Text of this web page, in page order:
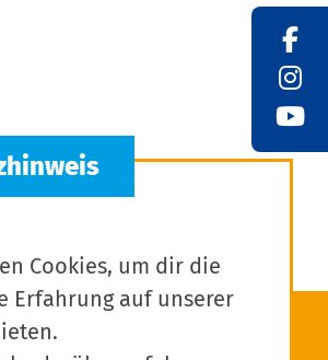
Cookies, um dir die
Erfahrung auf unserer